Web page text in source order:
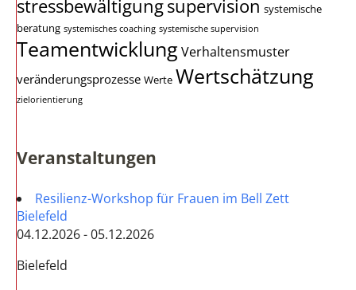
stressbewältigungsupervision systemische
beratung systemisches coaching systemische supervision
Teamentwicklung Verhaltensmuster
veränderungsprozesse Werte Wertschätzung
zielorientierung
Veranstaltungen
Resilienz-Workshop für Frauen im Bell Zett
Bielefeld
04.12.2026 - 05.12.2026
Bielefeld